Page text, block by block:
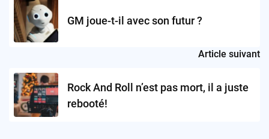
navigation
GM joue-t-il avec son futur ?
Article suivant
Rock And Roll n’est pas mort, il a juste
rebooté!